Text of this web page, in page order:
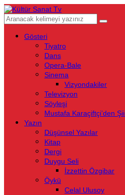
Gösteri
Tiyatro
Dans
Opera-Bale
Sinema
Vizyondakiler
Televizyon
Söyleşi
Mustafa Karaçiftçi’den
Yazın
Düşünsel Yazılar
Kitap
Dergi
Duygu Seli
İzzettin Özgibar
Öykü
Celal Ulusoy